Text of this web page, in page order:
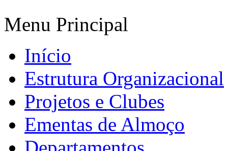
Menu Principal
Início
Estrutura Organizacional
Projetos e Clubes
Ementas de Almoço